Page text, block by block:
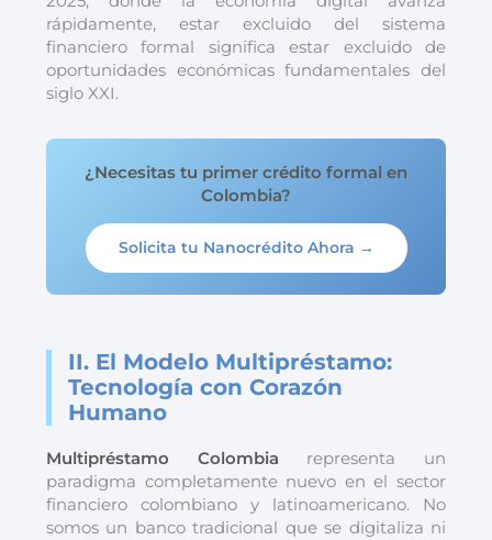
rápidamente, estar excluido del sistema
financiero formal significa estar excluido de
oportunidades económicas fundamentales del
siglo XXI.
¿Necesitas tu primer crédito formal en
Colombia?
Solicita tu Nanocrédito Ahora →
II. El Modelo Multipréstamo:
Tecnología con Corazón
Humano
Multipréstamo Colombia representa un
paradigma completamente nuevo en el sector
financiero colombiano y latinoamericano. No
somos un banco tradicional que se digitaliza ni